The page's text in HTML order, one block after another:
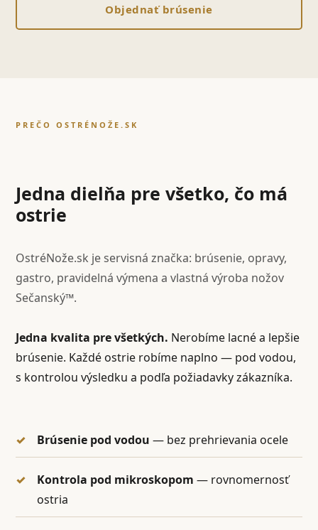
Objednať brúsenie
PREČO OSTRÉNOŽE.SK
Jedna dielňa pre všetko, čo má
ostrie
OstréNože.sk je servisná značka: brúsenie, opravy,
gastro, pravidelná výmena a vlastná výroba nožov
Sečanský™.
Jedna kvalita pre všetkých. Nerobíme lacné a lepšie
brúsenie. Každé ostrie robíme naplno — pod vodou,
s kontrolou výsledku a podľa požiadavky zákazníka.
Brúsenie pod vodou — bez prehrievania ocele
Kontrola pod mikroskopom — rovnomernosť
ostria